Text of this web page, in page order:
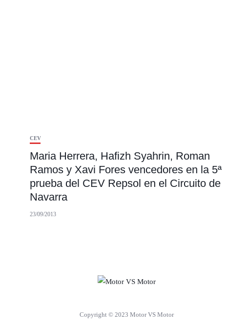
CEV
Maria Herrera, Hafizh Syahrin, Roman
Ramos y Xavi Fores vencedores en la 5ª
prueba del CEV Repsol en el Circuito de
Navarra
23/09/2013
Copyright © 2023 Motor VS Motor